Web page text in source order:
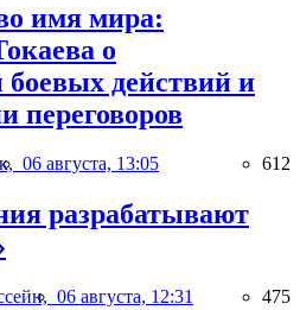
имя мира:
о
действий и
переговоров
06 августа, 13:05 612
разрабатывают
06 августа, 12:31 475